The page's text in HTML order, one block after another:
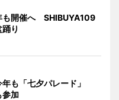
も開催へ SHIBUYA109
り
年も「七夕パレード」
参加